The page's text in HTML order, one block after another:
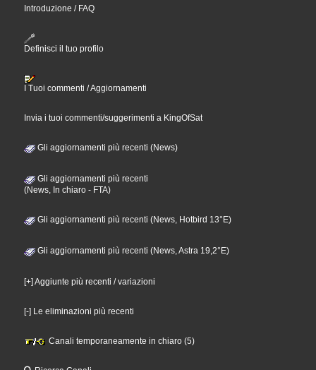
Introduzione / FAQ
Definisci il tuo profilo
I Tuoi commenti / Aggiornamenti
Invia i tuoi commenti/suggerimenti a KingOfSat
Gli aggiornamenti più recenti (News)
Gli aggiornamenti più recenti
(News, In chiaro - FTA)
Gli aggiornamenti più recenti (News, Hotbird 13°E)
Gli aggiornamenti più recenti (News, Astra 19,2°E)
[+] Aggiunte più recenti / variazioni
[-] Le eliminazioni più recenti
Canali temporaneamente in chiaro (5)